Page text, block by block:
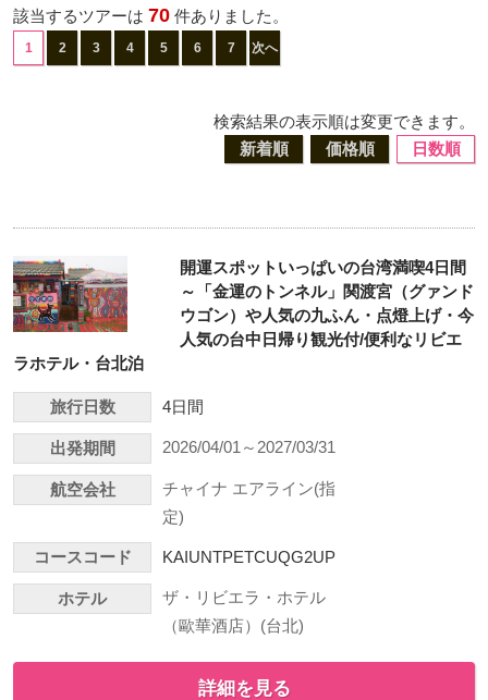
該当するツアーは 70 件ありました。
1 2 3 4 5 6 7 次へ
検索結果の表示順は変更できます。
新着順
価格順 日数順
開運スポットいっぱいの台湾満喫4日間
～「金運のトンネル」関渡宮（グァンド
ウゴン）や人気の九ふん・点燈上げ・今
人気の台中日帰り観光付/便利なリビエ
ラホテル・台北泊
旅行日数 4日間
出発期間 2026/04/01～2027/03/31
航空会社
チャイナ エアライン(指
定)
コースコード KAIUNTPETCUQG2UP
ホテル
ザ・リビエラ・ホテル
（歐華酒店）(台北)
詳細を見る